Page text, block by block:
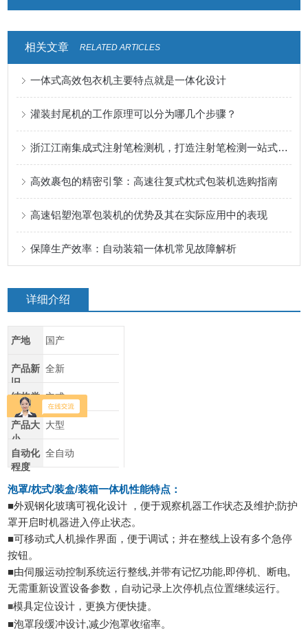
相关文章 RELATED ARTICLES
一体式高效包衣机主要特点就是一体化设计
灌装封尾机的工作原理可以分为哪几个步骤？
浙江江南集成式注射笔检测机，打造注射笔检测一站式解决方案
高效裹包的精密引擎：高速往复式枕式包装机选购指南
高速铝塑泡罩包装机的优势及其在实际应用中的表现
保障生产效率：自动装箱一体机常见故障解析
详细介绍
产地 国产
产品新
旧
全新
结构类
型
立式
产品大
小
大型
自动化
程度
全自动
泡罩/枕式/装盒/装箱一体机性能特点：
■外观钢化玻璃可视化设计 ，便于观察机器工作状态及维护;防护
罩开启时机器进入停止状态。
■可移动式人机操作界面，便于调试；并在整线上设有多个急停
按钮。
■由伺服运动控制系统运行整线,并带有记忆功能,即停机、断电,
无需重新设置设备参数，自动记录上次停机点位置继续运行。
■模具定位设计，更换方便快捷。
■泡罩段缓冲设计,减少泡罩收缩率。